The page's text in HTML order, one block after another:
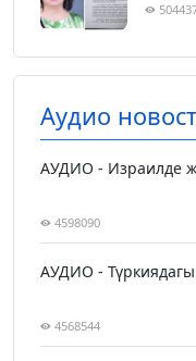
Аудио
АУДИО - Израилде
4598090
АУДИО -
4568544